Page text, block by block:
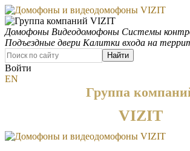
Домофоны Видеодомофоны Системы
Подъездные двери Калитки входа на
Найти
Войти
EN
Группа
VIZIT